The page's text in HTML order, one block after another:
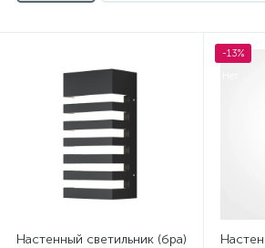
Настенный светильник (бра)
-13%